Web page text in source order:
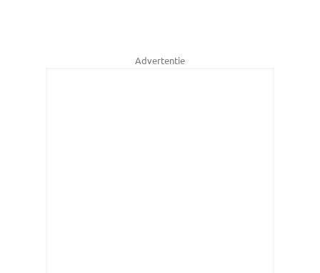
Advertentie